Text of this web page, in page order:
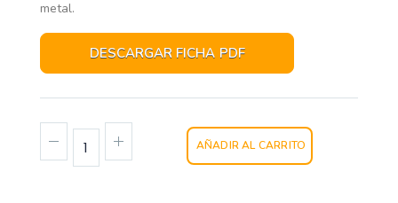
metal.
DESCARGAR FICHA PDF
AÑADIR AL CARRITO